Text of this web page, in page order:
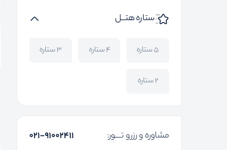
ستاره هتــل
۵ ستاره ۴ ستاره ۳ ستاره
۲ ستاره
مشاوره و رزرو تـــور: ۰۲۱-91002411